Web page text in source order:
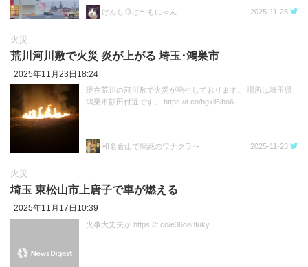
けんし🍋は〜もにゃん 2025-11-25
火災
荒川河川敷で火災 炎が上がる 埼玉･鴻巣市
2025年11月23日18:24
現在荒川の河川敷で火災が発生しております。 場所は埼玉県
鴻巣市額田付近です。 https://t.co/bgxil6lbo6
和名倉山で悶絶のワナクラ〜 2025-11-23
火災
埼玉 東松山市上唐子で車が燃える
2025年11月17日10:39
火事大丈夫か https://t.co/e36oa8Iuky